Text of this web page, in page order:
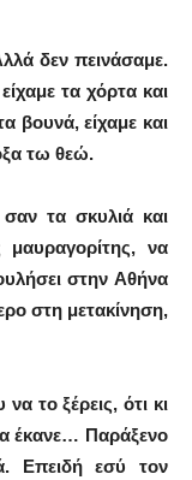
δεν πεινάσαμε.
τα χόρτα και
βουνά, είχαμε και
τω θεώ.
τα σκυλιά και
να
στην Αθήνα
στη μετακίνηση,
το ξέρεις, ότι κι
έκανε… Παράξενο
Επειδή εσύ τον